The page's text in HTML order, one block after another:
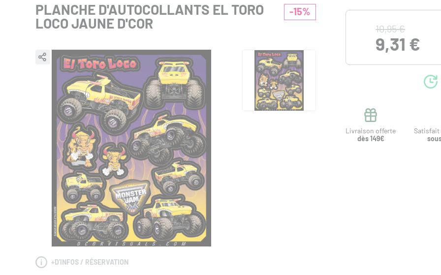
-15%
PLANCHE D'AUTOCOLLANTS EL TORO
LOCO JAUNE D'COR
+D'INFOS / RÉSERVATION
10,95 €
9,31 €
Livraison offerte
dès 149€
Satisfait